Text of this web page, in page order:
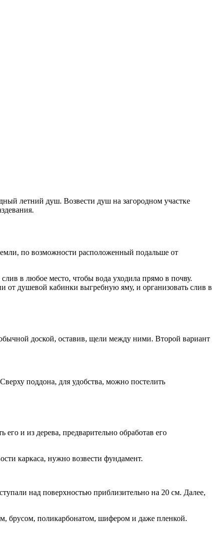
летний душ. Возвести душ на загородном участке
по возможности расположенный подальше от
в любое место, чтобы вода уходила прямо в почву.
душевой кабинки выгребную яму, и организовать слив в
доской, оставив, щели между ними. Второй вариант
поддона, для удобства, можно постелить
и из дерева, предварительно обработав его
каркаса, нужно возвести фундамент.
над поверхностью приблизительно на 20 см. Далее,
брусом, поликарбонатом, шифером и даже пленкой.